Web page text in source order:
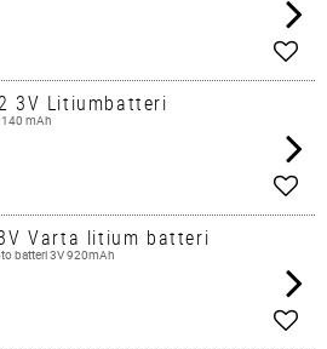
3V Litiumbatteri
mAh
Varta litium batteri
batteri 3V 920mAh